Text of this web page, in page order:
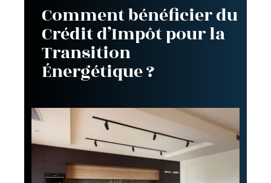
Comment bénéficier du
Crédit d’Impôt pour la
Transition
Énergétique ?